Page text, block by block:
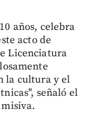
años, celebra
acto de
Licenciatura
la cultura y el
señaló el